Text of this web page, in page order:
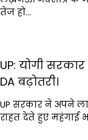
तेज हो…
UP: योगी
DA बढ़ोतरी।
UP सरकार ने अपने
राहत देते हुए महंगाई